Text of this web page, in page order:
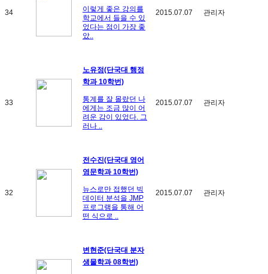
34
이렇게 좋은 강의를
학교에서 들을 수 있
었다는 점이 가장 좋
았..
2015.07.07 관리자
33
노유정(단국대 행정
학과 10학번)
통계를 잘 몰랐던 나
에게는 조금 많이 어
려운 감이 있었다. 그
러나 ..
2015.07.07 관리자
32
전수진(단국대 영어
영문학과 10학번)
뉴스로만 접했던 빅
데이터 분석을 JMP
프로그램을 통해 어
떤 식으로 ..
2015.07.07 관리자
변현준(단국대 분자
생물학과 08학번)